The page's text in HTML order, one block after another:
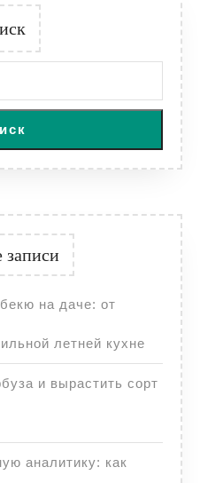
на даче: от
летней кухне
и вырастить сорт
аналитику: как